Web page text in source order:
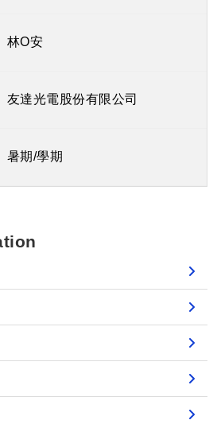
林O安
友達光電股份有限公司
暑期/學期